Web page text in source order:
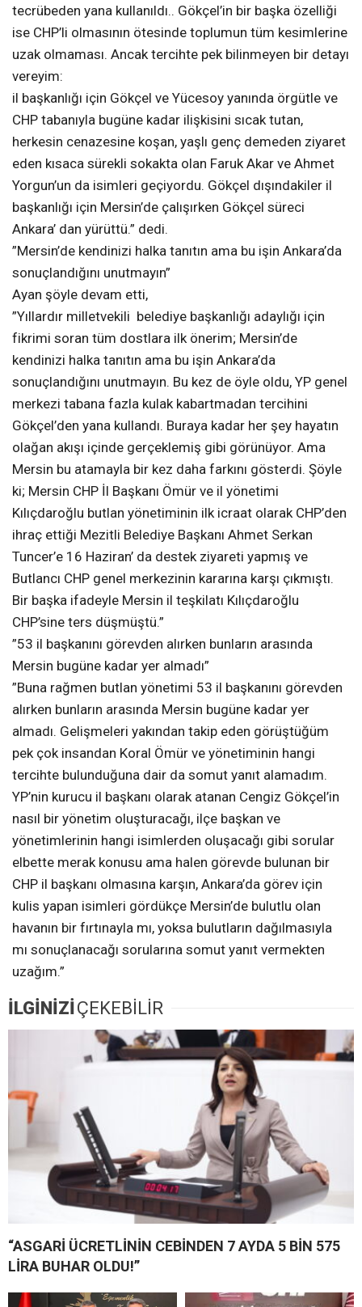
tecrübeden yana kullanıldı.. Gökçel’in bir başka özelliği
ise CHP’li olmasının ötesinde toplumun tüm kesimlerine
uzak olmaması. Ancak tercihte pek bilinmeyen bir detayı
vereyim:
il başkanlığı için Gökçel ve Yücesoy yanında örgütle ve
CHP tabanıyla bugüne kadar ilişkisini sıcak tutan,
herkesin cenazesine koşan, yaşlı genç demeden ziyaret
eden kısaca sürekli sokakta olan Faruk Akar ve Ahmet
Yorgun’un da isimleri geçiyordu. Gökçel dışındakiler il
başkanlığı için Mersin’de çalışırken Gökçel süreci
Ankara’ dan yürüttü.” dedi.
”Mersin’de kendinizi halka tanıtın ama bu işin Ankara’da
sonuçlandığını unutmayın”
Ayan şöyle devam etti,
”Yıllardır milletvekili belediye başkanlığı adaylığı için
fikrimi soran tüm dostlara ilk önerim; Mersin’de
kendinizi halka tanıtın ama bu işin Ankara’da
sonuçlandığını unutmayın. Bu kez de öyle oldu, YP genel
merkezi tabana fazla kulak kabartmadan tercihini
Gökçel’den yana kullandı. Buraya kadar her şey hayatın
olağan akışı içinde gerçeklemiş gibi görünüyor. Ama
Mersin bu atamayla bir kez daha farkını gösterdi. Şöyle
ki; Mersin CHP İl Başkanı Ömür ve il yönetimi
Kılıçdaroğlu butlan yönetiminin ilk icraat olarak CHP’den
ihraç ettiği Mezitli Belediye Başkanı Ahmet Serkan
Tuncer’e 16 Haziran’ da destek ziyareti yapmış ve
Butlancı CHP genel merkezinin kararına karşı çıkmıştı.
Bir başka ifadeyle Mersin il teşkilatı Kılıçdaroğlu
CHP’sine ters düşmüştü.”
”53 il başkanını görevden alırken bunların arasında
Mersin bugüne kadar yer almadı”
”Buna rağmen butlan yönetimi 53 il başkanını görevden
alırken bunların arasında Mersin bugüne kadar yer
almadı. Gelişmeleri yakından takip eden görüştüğüm
pek çok insandan Koral Ömür ve yönetiminin hangi
tercihte bulunduğuna dair da somut yanıt alamadım.
YP’nin kurucu il başkanı olarak atanan Cengiz Gökçel’in
nasıl bir yönetim oluşturacağı, ilçe başkan ve
yönetimlerinin hangi isimlerden oluşacağı gibi sorular
elbette merak konusu ama halen görevde bulunan bir
CHP il başkanı olmasına karşın, Ankara’da görev için
kulis yapan isimleri gördükçe Mersin’de bulutlu olan
havanın bir fırtınayla mı, yoksa bulutların dağılmasıyla
mı sonuçlanacağı sorularına somut yanıt vermekten
uzağım.”
İLGİNİZİÇEKEBİLİR
“ASGARİ ÜCRETLİNİN CEBİNDEN 7 AYDA 5 BİN 575
LİRA BUHAR OLDU!”